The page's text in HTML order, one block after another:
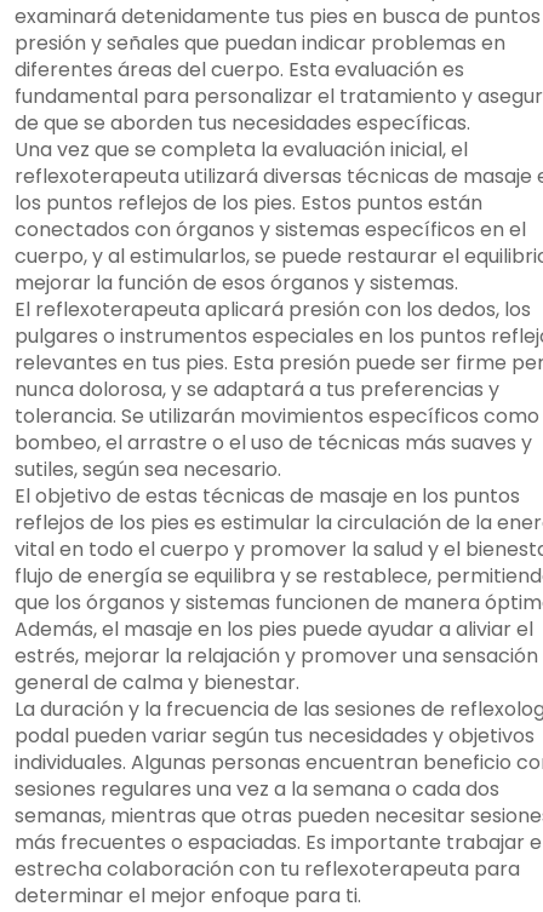
examinará detenidamente tus pies en busca de
presión y señales que puedan indicar problemas en
diferentes áreas del cuerpo. Esta evaluación es
fundamental para personalizar el tratamiento y
de que se aborden tus necesidades específicas.
Una vez que se completa la evaluación inicial, el
reflexoterapeuta utilizará diversas técnicas de masaje
los puntos reflejos de los pies. Estos puntos están
conectados con órganos y sistemas específicos en el
cuerpo, y al estimularlos, se puede restaurar el
mejorar la función de esos órganos y sistemas.
El reflexoterapeuta aplicará presión con los dedos, los
pulgares o instrumentos especiales en los puntos
relevantes en tus pies. Esta presión puede ser firme
nunca dolorosa, y se adaptará a tus preferencias y
tolerancia. Se utilizarán movimientos específicos
bombeo, el arrastre o el uso de técnicas más suaves y
sutiles, según sea necesario.
El objetivo de estas técnicas de masaje en los puntos
reflejos de los pies es estimular la circulación de la
vital en todo el cuerpo y promover la salud y el
flujo de energía se equilibra y se restablece,
que los órganos y sistemas funcionen de manera
Además, el masaje en los pies puede ayudar a aliviar el
estrés, mejorar la relajación y promover una sensación
general de calma y bienestar.
La duración y la frecuencia de las sesiones de
podal pueden variar según tus necesidades y objetivos
individuales. Algunas personas encuentran beneficio
sesiones regulares una vez a la semana o cada dos
semanas, mientras que otras pueden necesitar
más frecuentes o espaciadas. Es importante trabajar
estrecha colaboración con tu reflexoterapeuta para
determinar el mejor enfoque para ti.